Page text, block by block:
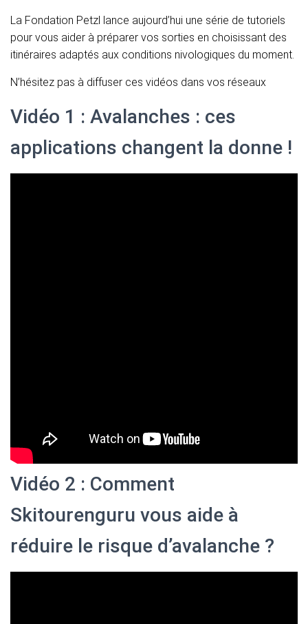
La Fondation Petzl lance aujourd’hui une série de tutoriels
pour vous aider à préparer vos sorties en choisissant des
itinéraires adaptés aux conditions nivologiques du moment.
N’hésitez pas à diffuser ces vidéos dans vos réseaux
Vidéo 1 : Avalanches : ces
applications changent la donne !
Vidéo 2 : Comment
Skitourenguru vous aide à
réduire le risque d’avalanche ?